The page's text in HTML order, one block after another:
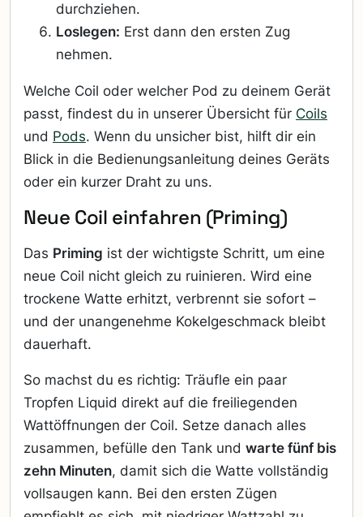
durchziehen.
Loslegen: Erst dann den ersten Zug
nehmen.
Welche Coil oder welcher Pod zu deinem Gerät
passt, findest du in unserer Übersicht für Coils
und Pods. Wenn du unsicher bist, hilft dir ein
Blick in die Bedienungsanleitung deines Geräts
oder ein kurzer Draht zu uns.
Neue Coil einfahren (Priming)
Das Priming ist der wichtigste Schritt, um eine
neue Coil nicht gleich zu ruinieren. Wird eine
trockene Watte erhitzt, verbrennt sie sofort –
und der unangenehme Kokelgeschmack bleibt
dauerhaft.
So machst du es richtig: Träufle ein paar
Tropfen Liquid direkt auf die freiliegenden
Wattöffnungen der Coil. Setze danach alles
zusammen, befülle den Tank und warte fünf bis
zehn Minuten, damit sich die Watte vollständig
vollsaugen kann. Bei den ersten Zügen